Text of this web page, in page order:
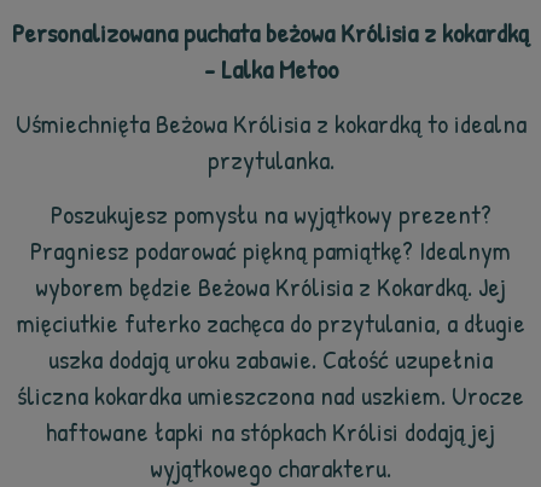
Personalizowana puchata beżowa Królisia z kokardką
- Lalka Metoo
Uśmiechnięta Beżowa Królisia z kokardką to idealna
przytulanka.
Poszukujesz pomysłu na wyjątkowy prezent?
Pragniesz podarować piękną pamiątkę? Idealnym
wyborem będzie Beżowa Królisia z Kokardką. Jej
mięciutkie futerko zachęca do przytulania, a długie
uszka dodają uroku zabawie. Całość uzupełnia
śliczna kokardka umieszczona nad uszkiem. Urocze
haftowane łapki na stópkach Królisi dodają jej
wyjątkowego charakteru.